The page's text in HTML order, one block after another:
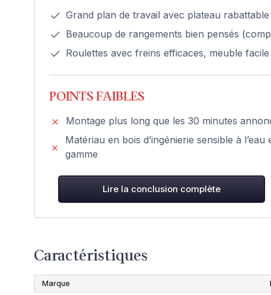
Grand plan de travail avec plateau
Beaucoup de rangements bien pensés
Roulettes avec freins efficaces, meuble
POINTS FAIBLES
Montage plus long que les 30 minutes
Matériau en bois d’ingénierie sensible à
gamme
Lire la conclusion complète
Caractéristiques
Marque